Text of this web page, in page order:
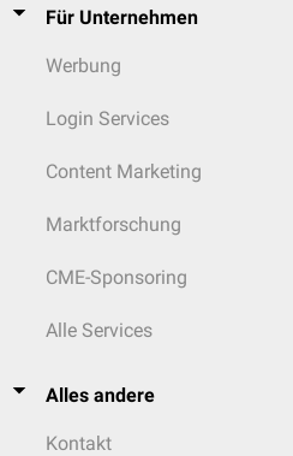
Für Unternehmen
Werbung
Login Services
Content Marketing
Marktforschung
CME-Sponsoring
Alle Services
Alles andere
Kontakt